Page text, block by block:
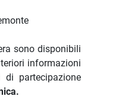
sono disponibili
informazioni
di partecipazione